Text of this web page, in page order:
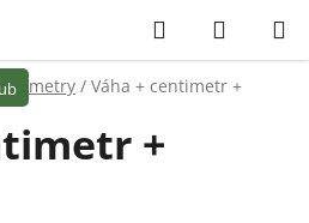
Hledat
KOŠÍK
a metry / Váha + centimetr +
+